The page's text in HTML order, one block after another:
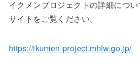
イクメンプロジェクトの詳細につ
サイトをご覧ください。
https://ikumen-project.mhlw.go.jp/